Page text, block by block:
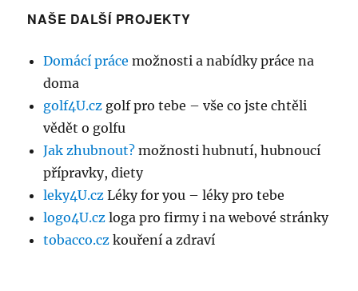
NAŠE DALŠÍ PROJEKTY
Domácí práce možnosti a nabídky práce na
doma
golf4U.cz golf pro tebe – vše co jste chtěli
vědět o golfu
Jak zhubnout? možnosti hubnutí, hubnoucí
přípravky, diety
leky4U.cz Léky for you – léky pro tebe
logo4U.cz loga pro firmy i na webové stránky
tobacco.cz kouření a zdraví